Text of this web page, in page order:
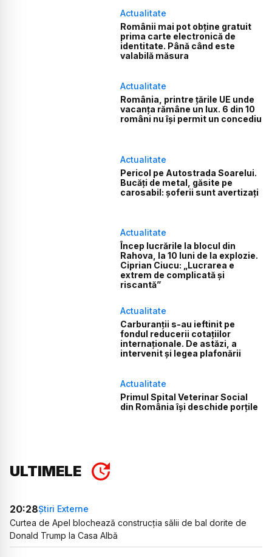
Actualitate
Românii mai pot obține gratuit
prima carte electronică de
identitate. Până când este
valabilă măsura
Actualitate
România, printre țările UE unde
vacanța rămâne un lux. 6 din 10
români nu își permit un concediu
Actualitate
Pericol pe Autostrada Soarelui.
Bucăți de metal, găsite pe
carosabil: șoferii sunt avertizați
Actualitate
Încep lucrările la blocul din
Rahova, la 10 luni de la explozie.
Ciprian Ciucu: „Lucrarea e
extrem de complicată și
riscantă”
Actualitate
Carburanții s-au ieftinit pe
fondul reducerii cotațiilor
internaționale. De astăzi, a
intervenit și legea plafonării
Actualitate
Primul Spital Veterinar Social
din România își deschide porțile
ULTIMELE
20:28Știri Externe
Curtea de Apel blochează construcția sălii de bal dorite de
Donald Trump la Casa Albă